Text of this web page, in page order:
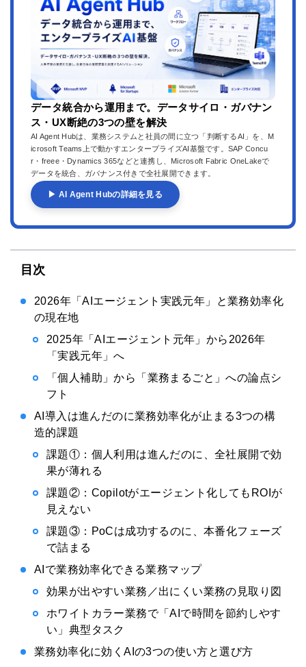
データ統合から運用まで。データサイロ・ガバナン
ス・UX断絶の3つの壁を解決
AI Agent Hubは、業務システムと社員の間に立つ「判断するAI」を、M
icrosoft Teams上で動かすエンタープライズAI基盤です。SAP Concu
r・freee・Dynamics 365などと連携し、Microsoft Fabric OneLakeで
データを統合、ガバナンス付きで全社展開できます。
▶ AI Agent Hubの詳細を見る
目次
2026年「AIエージェント実践元年」と業務効率化
の現在地
2025年「AIエージェント元年」から2026年
「実践元年」へ
「個人補助」から「業務まるごと」への論点シ
フト
AI導入は進んだのに業務効率化が止まる3つの構
造的課題
課題①：個人利用は進んだのに、全社展開で効
果が薄れる
課題②：Copilotがエージェント化してもROIが
見えない
課題③：PoCは成功するのに、本番化フェーズ
で詰まる
AIで業務効率化できる業務マップ
効果が出やすい業務／出にくい業務の見取り図
ホワイトカラー業務で「AIで時間を節約しやす
い」典型タスク
業務効率化に効くAIの3つの使い方と選び方